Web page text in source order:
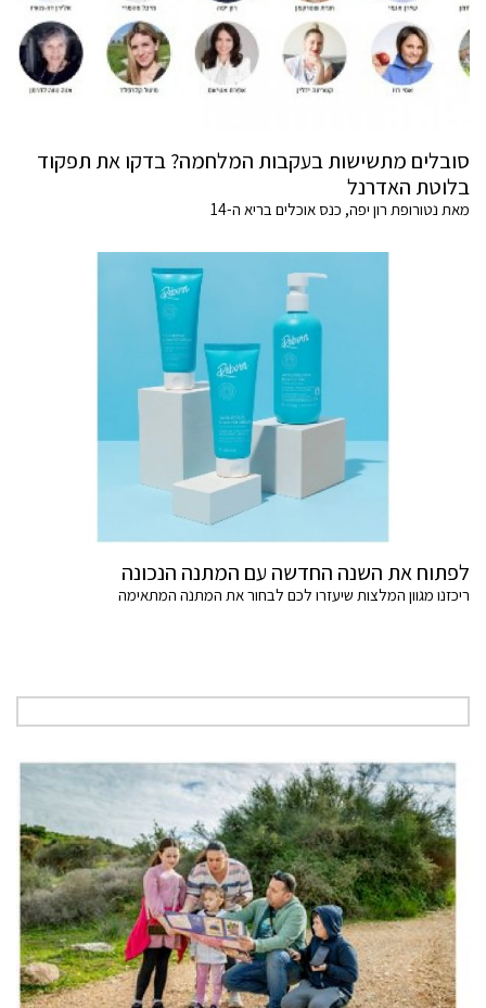
סובלים מתשישות בעקבות המלחמה? בדקו את תפקוד
בלוטת האדרנל
מאת נטורופת רון יפה, כנס אוכלים בריא ה-14
לפתוח את השנה החדשה עם המתנה הנכונה
ריכזנו מגוון המלצות שיעזרו לכם לבחור את המתנה המתאימה